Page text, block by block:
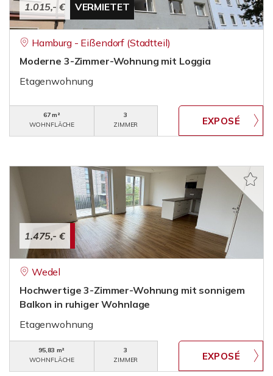
1.015,- € VERMIETET
Hamburg - Eißendorf (Stadtteil)
Moderne 3-Zimmer-Wohnung mit Loggia
Etagenwohnung
67 m²
WOHNFLÄCHE
3
ZIMMER
1.475,- €
Wedel
Hochwertige 3-Zimmer-Wohnung mit sonnigem
Balkon in ruhiger Wohnlage
Etagenwohnung
95,83 m²
WOHNFLÄCHE
3
ZIMMER